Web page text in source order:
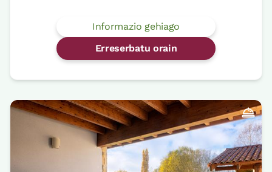
Informazio gehiago
Erreserbatu orain